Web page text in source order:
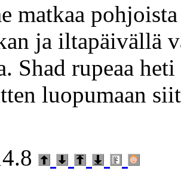
matkaa
ja iltapäivällä
Shad rupeaa
luopumaan